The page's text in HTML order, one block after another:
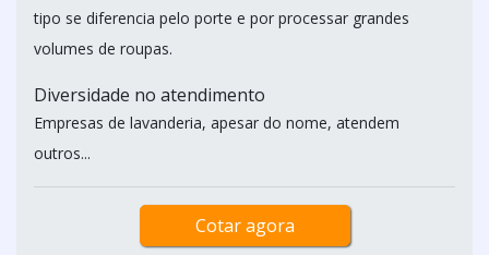
tipo se diferencia pelo porte e por processar grandes
volumes de roupas.
Diversidade no atendimento
Empresas de lavanderia, apesar do nome, atendem
outros...
Cotar agora